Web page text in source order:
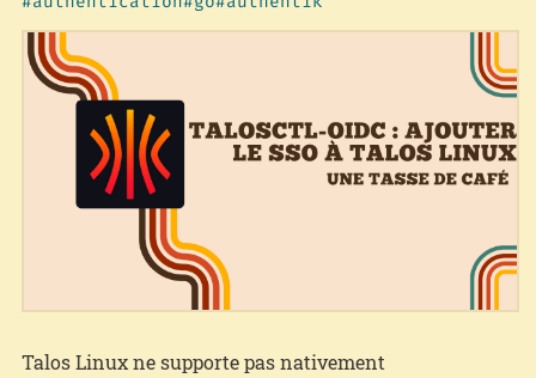
Talos Linux ne supporte pas nativement